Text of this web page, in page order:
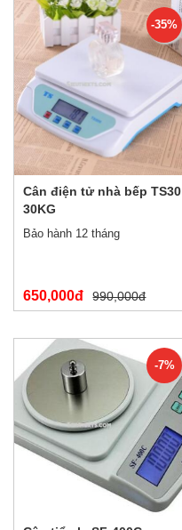
-35%
Cân điện tử nhà bếp TS30
30KG
Bảo hành 12 tháng
650,000đ 990,000đ
-7%